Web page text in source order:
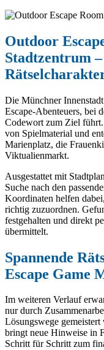
Outdoor
Stadtzentrum
Die Münchner
Escape-Abenteuers, bei
Codewort zum Ziel
von Spielmaterial und
Marienplatz, die
Viktualienmarkt.
Ausgestattet mit
Suche nach den
Koordinaten helfen
richtig zuzuordnen.
festgehalten und direkt
übermittelt.
Spannende
Escape Game
Im weiteren Verlauf
nur durch
Lösungswege
bringt neue Hinweise in
Schritt für Schritt zum